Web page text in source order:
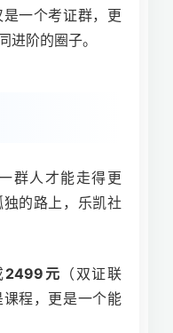
一个考证群，更
进阶的圈子。
群人才能走得更
独的路上，乐凯社
2499元 （双证联
程，更是一个能